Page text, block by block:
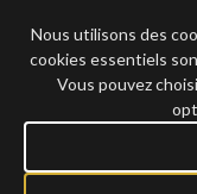
À Propos
Nous utilisons des
cookies essentiels
Vous pouvez